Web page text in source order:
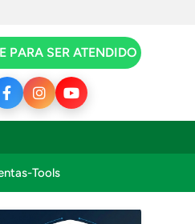
PARA SER ATENDIDO
Tools